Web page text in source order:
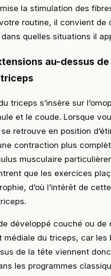
la stimulation des
routine, il convient de
quelles situations il
au-dessus
triceps s’insère sur
et le coude. Lorsque
retrouve en position
contraction plus
musculaire
que les exercices
d’où l’intérêt de
développé couché ou
médiale du triceps, car
de la tête viennent
les programmes